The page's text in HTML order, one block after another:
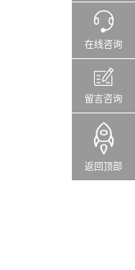
在线咨询
留言咨询
返回顶部